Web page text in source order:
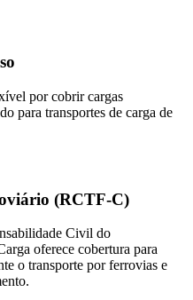
por cobrir cargas
para transportes de carga de
(RCTF-C)
Civil do
oferece cobertura para
o transporte por ferrovias e